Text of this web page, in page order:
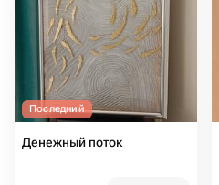
Последний
Денежный поток